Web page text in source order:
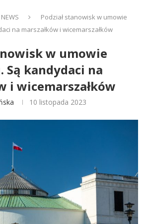
NEWS
Podział stanowisk w umowie
na marszałków i wicemarszałków
w umowie
Są kandydaci na
i wicemarszałków
10 listopada 2023